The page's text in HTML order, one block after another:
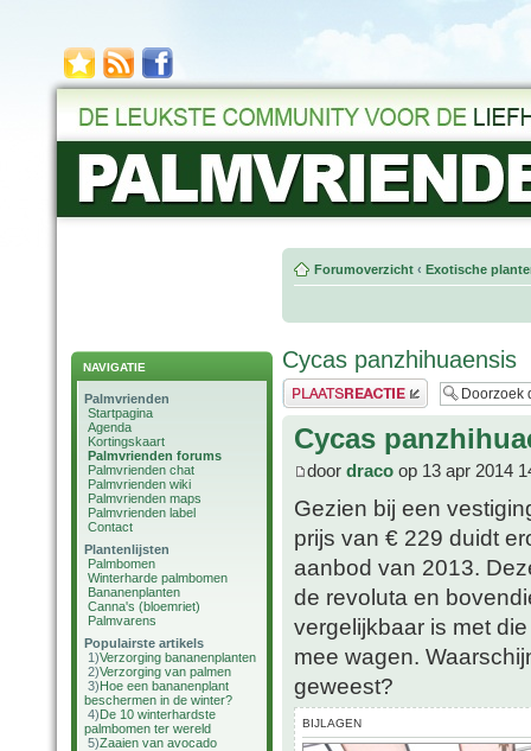
NAVIGATIE
Palmvrienden
Startpagina
Agenda
Kortingskaart
Palmvrienden forums
Palmvrienden chat
Palmvrienden wiki
Palmvrienden maps
Palmvrienden label
Contact
Plantenlijsten
Palmbomen
Winterharde palmbomen
Bananenplanten
Canna's (bloemriet)
Palmvarens
Populairste artikels
1)Verzorging bananenplanten
2)Verzorging van palmen
3)Hoe een bananenplant
beschermen in de winter?
4)De 10 winterhardste
palmbomen ter wereld
5)Zaaien van avocado
Forumoverzicht ‹ Exotische
Cycas panzhihuaensis
Plaats een reactie
Cycas
door draco op 13 apr 2014
Gezien bij een
prijs van € 229 duidt
aanbod van 2013.
de revoluta en
vergelijkbaar is met
mee wagen.
geweest?
BIJLAGEN